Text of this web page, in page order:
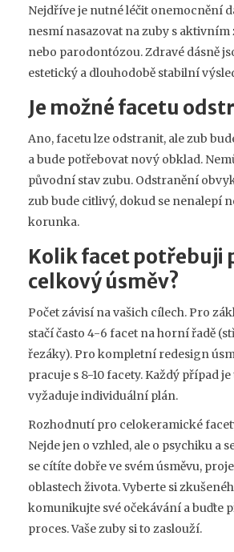
Nejdříve je nutné léčit onemocnění
nesmí nasazovat na zuby s aktivním
nebo parodontózou. Zdravé dásně
estetický a dlouhodobě stabilní
Je možné facetu
Ano, facetu lze odstranit, ale zub
a bude potřebovat nový obklad.
původní stav zubu. Odstranění
zub bude citlivý, dokud se nenalepí
korunka.
Kolik facet potřebuji
celkový úsměv?
Počet závisí na vašich cílech. Pro
stačí často 4-6 facet na horní řadě
řezáky). Pro kompletní redesign
pracuje s 8-10 facety. Každý případ
vyžaduje individuální plán.
Rozhodnutí pro celokeramické
Nejde jen o vzhled, ale o psychiku a
se cítíte dobře ve svém úsměvu,
oblastech života. Vyberte si
komunikujte své očekávání a buďte
proces. Vaše zuby si to zaslouží.